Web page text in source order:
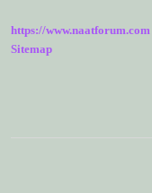
https://www.naatforum.com
Sitemap